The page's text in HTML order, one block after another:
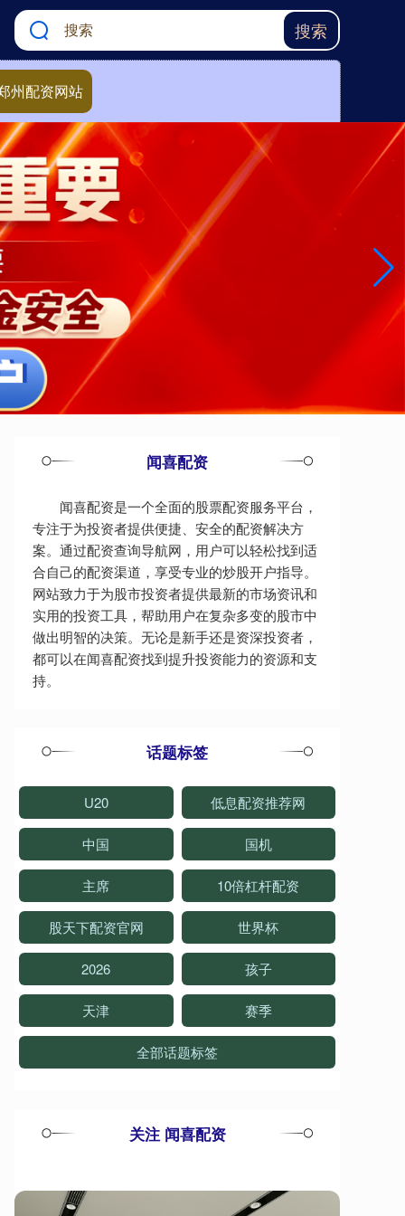
搜索
州配资网站
闻喜配资
闻喜配资是一个全面的股票配资服务平台，
专注于为投资者提供便捷、安全的配资解决方
案。通过配资查询导航网，用户可以轻松找到适
合自己的配资渠道，享受专业的炒股开户指导。
网站致力于为股市投资者提供最新的市场资讯和
实用的投资工具，帮助用户在复杂多变的股市中
做出明智的决策。无论是新手还是资深投资者，
都可以在闻喜配资找到提升投资能力的资源和支
持。
话题标签
U20 低息配资推荐网
中国 国机
主席 10倍杠杆配资
股天下配资官网 世界杯
2026 孩子
天津 赛季
全部话题标签
关注 闻喜配资